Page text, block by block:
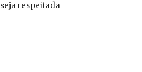
respeitada